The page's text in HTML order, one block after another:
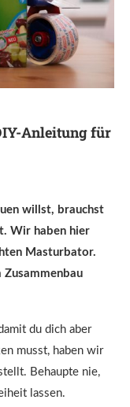
Anleitung für
willst, brauchst
Wir haben hier
Masturbator.
du dich aber
musst, haben wir
Behaupte nie,
lassen.